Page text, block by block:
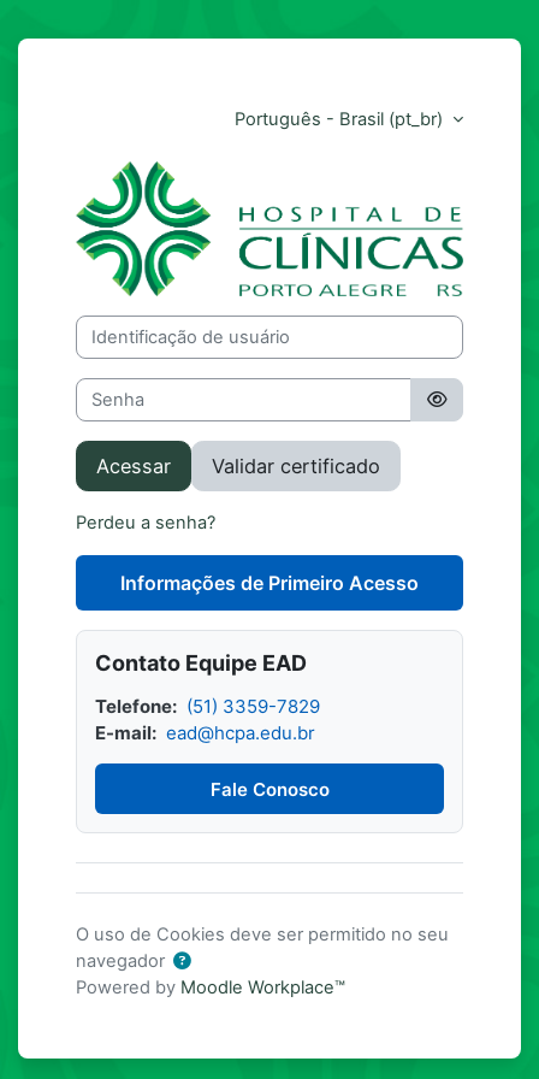
Português - Brasil ‎(pt_br)‎
Identificação de usuário
Senha
Acessar Validar certificado
Perdeu a senha?
Informações de Primeiro Acesso
Contato Equipe EAD
Telefone: (51) 3359-7829
E-mail: ead@hcpa.edu.br
Fale Conosco
O uso de Cookies deve ser permitido no seu
navegador
Powered by Moodle Workplace™